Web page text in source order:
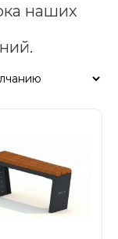
наших